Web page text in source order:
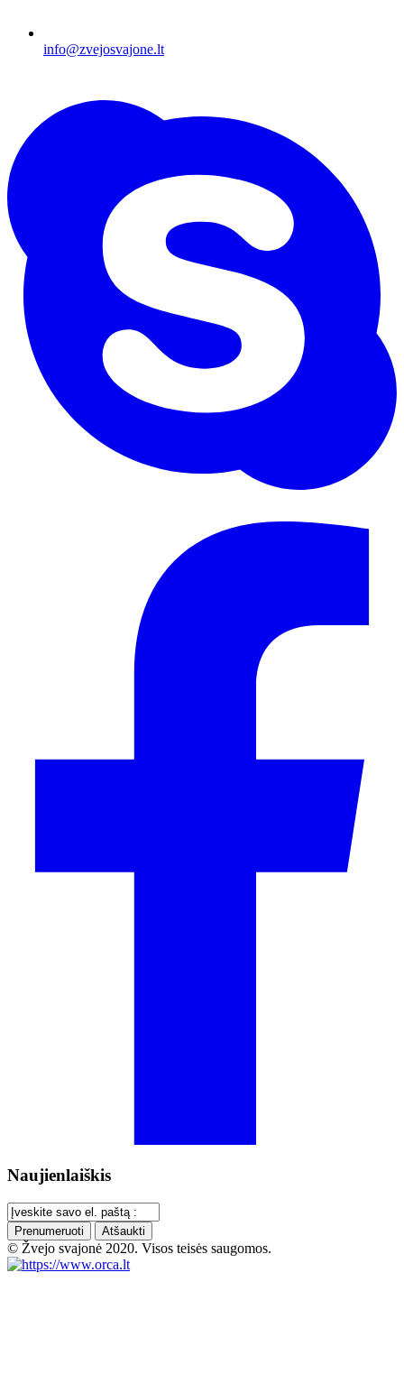
info@zvejosvajone.lt
Naujienlaiškis
Prenumeruoti Atšaukti
© Žvejo svajonė 2020. Visos teisės saugomos.